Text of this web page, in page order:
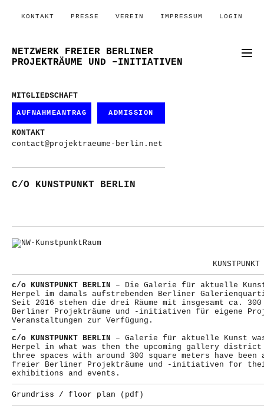
KONTAKT PRESSE VEREIN IMPRESSUM LOGIN
NETZWERK FREIER BERLINER
PROJEKTRÄUME UND –INITIATIVEN
MITGLIEDSCHAFT
AUFNAHMEANTRAG ADMISSION
KONTAKT
contact@projektraeume-berlin.net
C/O KUNSTPUNKT BERLIN
c/o KUNSTPUNKT BERLIN – Die Galerie für aktuelle Kunst
Herpel im damals aufstrebenden Berliner
Seit 2016 stehen die drei Räume mit insgesamt ca. 300
Berliner Projekträume und -initiativen für eigene
Veranstaltungen zur Verfügung.
–
c/o KUNSTPUNKT BERLIN – Galerie für aktuelle Kunst
Herpel in what was then the upcoming gallery
three spaces with around 300 square meters have
freier Berliner Projekträume und -initiativen for
exhibitions and events.
Grundriss / floor plan (pdf)